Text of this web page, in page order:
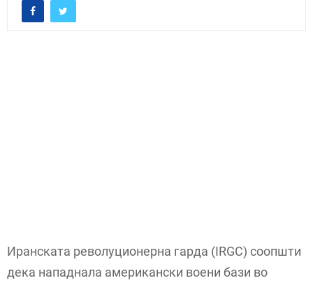
Иранската револуционерна гарда (IRGC) соопшти
дека нападнала американски воени бази во